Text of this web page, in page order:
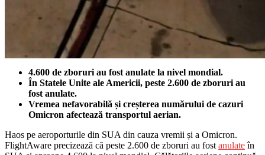
4.600 de zboruri au fost anulate la nivel mondial.
În Statele Unite ale Americii, peste 2.600 de zboruri au
fost anulate.
Vremea nefavorabilă și creșterea numărului de cazuri
Omicron afectează transportul aerian.
Haos pe aeroporturile din SUA din cauza vremii și a Omicron.
FlightAware precizează că peste 2.600 de zboruri au fost anulateîn